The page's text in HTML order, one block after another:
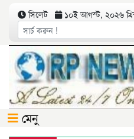
সিলেট ১০ই আগস্ট, ২০২৬
মেনু